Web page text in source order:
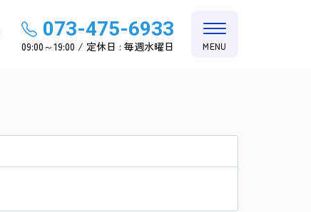
073-475-6933
09:00～19:00 / 定休日 : 毎週水曜日 MENU